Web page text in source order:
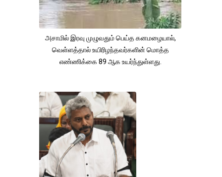
அசாமில் இரவு முழுவதும் பெய்த கனமழையால்,
வெள்ளத்தால் உயிரிழந்தவர்களின் மொத்த
எண்ணிக்கை 89 ஆக உயர்ந்துள்ளது.